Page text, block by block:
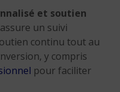
et soutien
un suivi
continu tout au
y compris
pour faciliter